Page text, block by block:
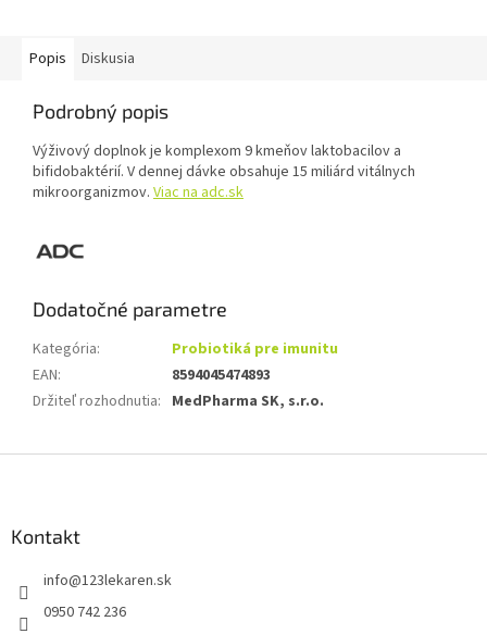
Popis Diskusia
Podrobný popis
Výživový doplnok je komplexom 9 kmeňov laktobacilov a
bifidobaktérií. V dennej dávke obsahuje 15 miliárd vitálnych
mikroorganizmov. Viac na adc.sk
Dodatočné parametre
Kategória:
Probiotiká pre imunitu
EAN:
8594045474893
Držiteľ rozhodnutia: MedPharma SK, s.r.o.
Kontakt
info@123lekaren.sk
0950 742 236